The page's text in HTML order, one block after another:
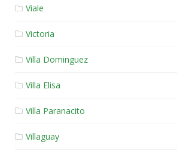
Viale
Victoria
Villa Dominguez
Villa Elisa
Villa Paranacito
Villaguay